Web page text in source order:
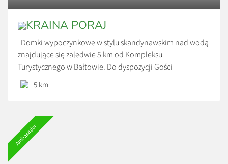
KRAINA PORAJ
Domki wypoczynkowe w stylu skandynawskim nad wodą
znajdujące się zaledwie 5 km od Kompleksu
Turystycznego w Bałtowie. Do dyspozycji Gości
udostępniono 3 domki czteroosobowe z pełnym
wyposażeniem RTV i AGD w zachwycającym miejscu.
własne jeziorko na wyłączność. Ceny: *600 zł/doba *Cena
za wynajem całego domku, przy […]
5 km
Ambasador